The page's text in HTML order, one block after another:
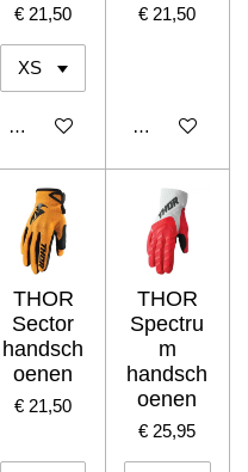
€ 21,50
In winkelwagen
€ 21,50
In
THOR
Sector
handsch
oenen
€ 21,50
THOR
Spectru
m
handsch
oenen
€ 25,95